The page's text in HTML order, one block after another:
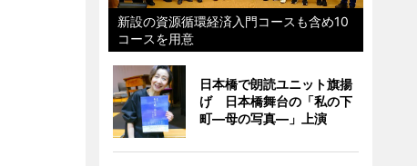
新設の資源循環経済入門コースも含め10
コースを用意
日本橋で朗読ユニット旗揚
げ 日本橋舞台の「私の下
町―母の写真―」上演